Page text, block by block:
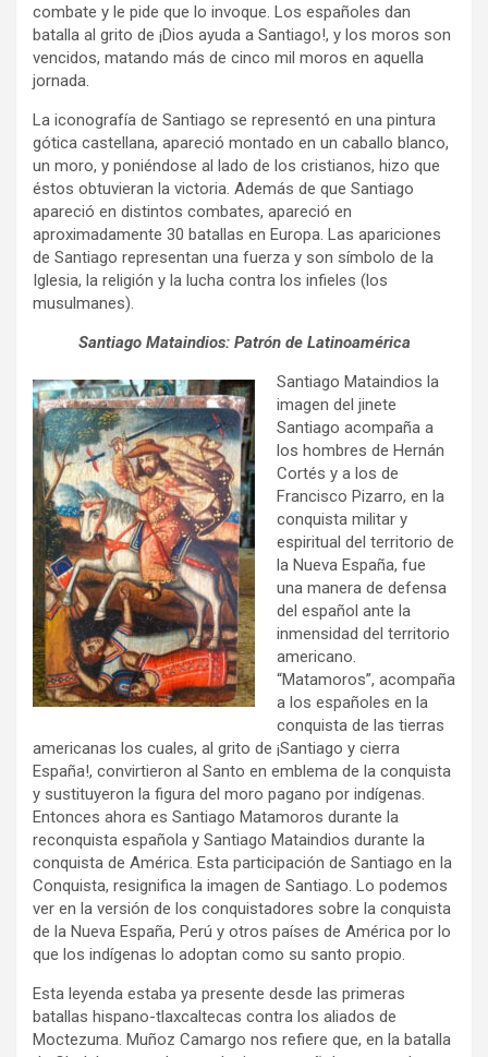
combate y le pide que lo invoque. Los españoles dan
batalla al grito de ¡Dios ayuda a Santiago!, y los moros son
vencidos, matando más de cinco mil moros en aquella
jornada.
La iconografía de Santiago se representó en una pintura
gótica castellana, apareció montado en un caballo blanco,
un moro, y poniéndose al lado de los cristianos, hizo que
éstos obtuvieran la victoria. Además de que Santiago
apareció en distintos combates, apareció en
aproximadamente 30 batallas en Europa. Las apariciones
de Santiago representan una fuerza y son símbolo de la
Iglesia, la religión y la lucha contra los infieles (los
musulmanes).
Santiago Mataindios: Patrón de Latinoamérica
Santiago Mataindios la
imagen del jinete
Santiago acompaña a
los hombres de Hernán
Cortés y a los de
Francisco Pizarro, en la
conquista militar y
espiritual del territorio de
la Nueva España, fue
una manera de defensa
del español ante la
inmensidad del territorio
americano.
“Matamoros”, acompaña
a los españoles en la
conquista de las tierras
americanas los cuales, al grito de ¡Santiago y cierra
España!, convirtieron al Santo en emblema de la conquista
y sustituyeron la figura del moro pagano por indígenas.
Entonces ahora es Santiago Matamoros durante la
reconquista española y Santiago Mataindios durante la
conquista de América. Esta participación de Santiago en la
Conquista, resignifica la imagen de Santiago. Lo podemos
ver en la versión de los conquistadores sobre la conquista
de la Nueva España, Perú y otros países de América por lo
que los indígenas lo adoptan como su santo propio.
Esta leyenda estaba ya presente desde las primeras
batallas hispano-tlaxcaltecas contra los aliados de
Moctezuma. Muñoz Camargo nos refiere que, en la batalla